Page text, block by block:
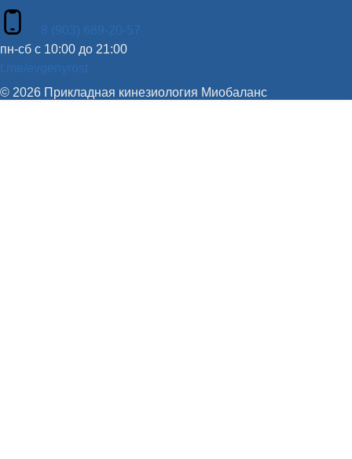
8 (903) 689-20-57
пн-сб с 10:00 до 21:00
t.me/evgenyrost
© 2026 Прикладная кинезиология Миобаланс